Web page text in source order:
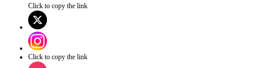
Click to copy the link
Click to copy the link